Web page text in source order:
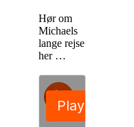
Hør om
Michaels
lange rejse
her …